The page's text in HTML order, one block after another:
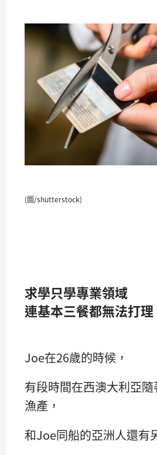
(圖/shutterstock)
求學只學專業領域
連基本三餐都無法打理
Joe在26歲的時候，
有段時間在西澳大利亞
漁產，
和Joe同船的亞洲人還有